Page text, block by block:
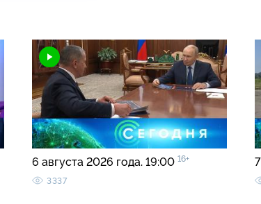
6 августа 2026 года. 19:00 16+
3337